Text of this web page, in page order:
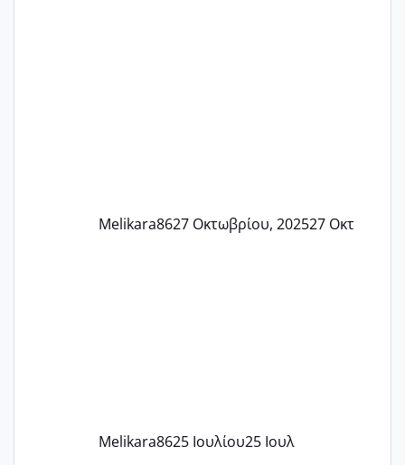
Melikara8627 Οκτωβρίου, 202527 Οκτ
Melikara8625 Ιουλίου25 Ιουλ